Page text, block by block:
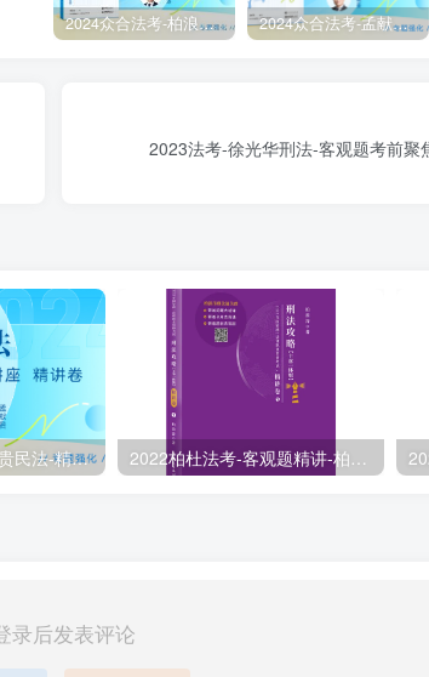
2024众合法考-柏浪涛刑法-精讲卷pdf电子版（附视频1-76全） 2024众合法考-孟献贵民法-精讲卷.pdf
2023法考-徐光华刑法-客观题考前聚
2024众合法考-孟献贵民法-精讲卷.pdf 2022柏杜法考-客观题精讲-柏浪涛刑法攻略.pdf
录后发表评论